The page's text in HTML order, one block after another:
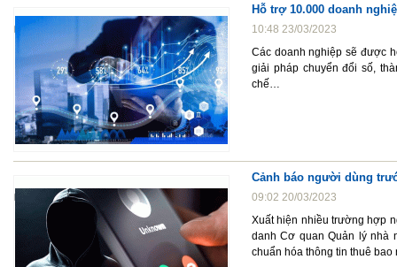
Hỗ trợ 10.000 doanh
10:48 23/03/2023
Các doanh nghiệp sẽ được
giải pháp chuyển đổi số,
chế…
Cảnh báo người dùng
09:02 20/03/2023
Xuất hiện nhiều trường hợp
danh Cơ quan Quản lý nhà
chuẩn hóa thông tin thuê bao